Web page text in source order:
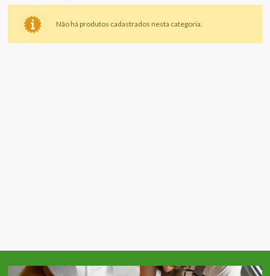
Não há produtos cadastrados nesta categoria.